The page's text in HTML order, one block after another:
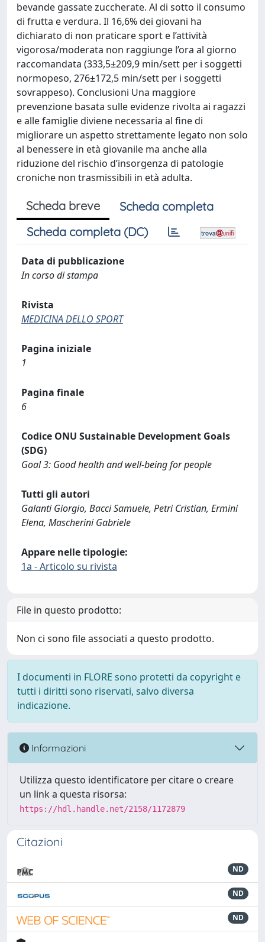
bevande gassate zuccherate. Al di sotto il consumo
di frutta e verdura. Il 16,6% dei giovani ha
dichiarato di non praticare sport e l’attività
vigorosa/moderata non raggiunge l’ora al giorno
raccomandata (333,5±209,9 min/sett per i soggetti
normopeso, 276±172,5 min/sett per i soggetti
sovrappeso). Conclusioni Una maggiore
prevenzione basata sulle evidenze rivolta ai ragazzi
e alle famiglie diviene necessaria al fine di
migliorare un aspetto strettamente legato non solo
al benessere in età giovanile ma anche alla
riduzione del rischio d’insorgenza di patologie
croniche non trasmissibili in età adulta.
Scheda breve
Scheda completa
Scheda completa (DC)
Data di pubblicazione
In corso di stampa
Rivista
MEDICINA DELLO SPORT
Pagina iniziale
1
Pagina finale
6
Codice ONU Sustainable Development Goals
(SDG)
Goal 3: Good health and well-being for people
Tutti gli autori
Galanti Giorgio, Bacci Samuele, Petri Cristian, Ermini
Elena, Mascherini Gabriele
Appare nelle tipologie:
1a - Articolo su rivista
File in questo prodotto:
Non ci sono file associati a questo prodotto.
I documenti in FLORE sono protetti da copyright e
tutti i diritti sono riservati, salvo diversa
indicazione.
Informazioni
Utilizza questo identificatore per citare o creare
un link a questa risorsa:
https://hdl.handle.net/2158/1172879
Citazioni
ND
ND
ND